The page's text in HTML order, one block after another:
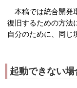
本稿では統合開発
復旧するための方法
自分のために、同じ
起動できない